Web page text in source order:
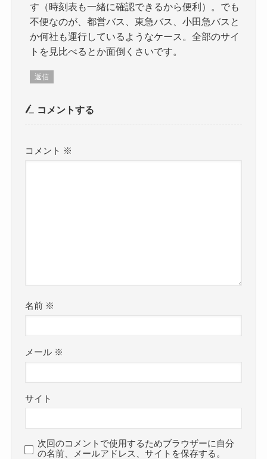
す（時刻表も一緒に確認できるから便利）。でも
不便なのが、都営バス、東急バス、小田急バスと
か何社も運行しているようなケース。全部のサイ
トを見比べるとか面倒くさいです。
返信
コメントする
コメント ※
名前 ※
メール ※
サイト
次回のコメントで使用するためブラウザーに自分
の名前、メールアドレス、サイトを保存する。